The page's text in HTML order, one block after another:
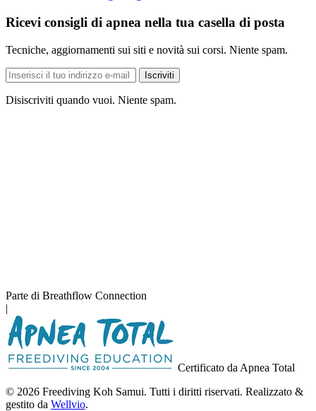
Ricevi consigli di apnea nella tua casella di posta
Tecniche, aggiornamenti sui siti e novità sui corsi. Niente spam.
Indirizzo
e-
mail
Iscriviti
Disiscriviti quando vuoi. Niente spam.
Parte di Breathflow Connection
|
Certificato da Apnea Total
© 2026 Freediving Koh Samui. Tutti i diritti riservati. Realizzato &
gestito da Wellvio.